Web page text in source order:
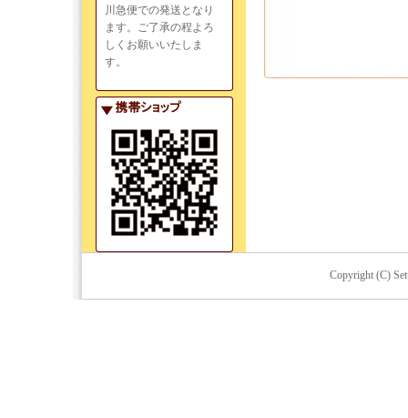
川急便での発送となり
ます。ご了承の程よろ
しくお願いいたしま
す。
Copyright (C)